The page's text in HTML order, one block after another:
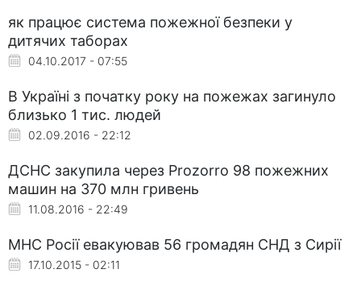
як працює система пожежної безпеки у
дитячих таборах
04.10.2017 - 07:55
В Україні з початку року на пожежах загинуло
близько 1 тис. людей
02.09.2016 - 22:12
ДСНС закупила через Prozorro 98 пожежних
машин на 370 млн гривень
11.08.2016 - 22:49
МНС Росії евакуював 56 громадян СНД з Сирії
17.10.2015 - 02:11